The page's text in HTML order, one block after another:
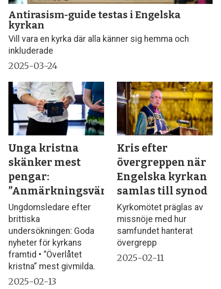
Antirasism-guide testas i Engelska
kyrkan
Vill vara en kyrka där alla känner sig hemma och
inkluderade
2025-03-24
Unga kristna
skänker mest
pengar:
”Anmärkningsvärt”
Ungdomsledare efter
brittiska
undersökningen: Goda
nyheter för kyrkans
framtid • “Överlåtet
kristna” mest givmilda.
2025-02-13
Kris efter
övergreppen när
Engelska kyrkan
samlas till synod
Kyrkomötet präglas av
missnöje med hur
samfundet hanterat
övergrepp
2025-02-11